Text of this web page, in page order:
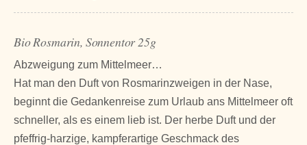
Bio Rosmarin, Sonnentor 25g
Abzweigung zum Mittelmeer…
Hat man den Duft von Rosmarinzweigen in der Nase,
beginnt die Gedankenreise zum Urlaub ans Mittelmeer oft
schneller, als es einem lieb ist. Der herbe Duft und der
pfeffrig-harzige, kampferartige Geschmack des